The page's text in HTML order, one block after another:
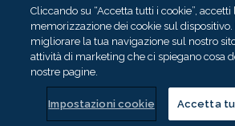
Authority in qualità di agente
-Cap. 487). In Italia, Columbus
alla vigilanza dell’IVASS.
Cliccando su “Accetta tutti i cookie”, accetti
memorizzazione dei cookie sul dispositivo.
migliorare la tua navigazione sul nostro
attività di marketing che ci spiegano cosa
nostre pagine.
Impostazioni cookie Accetta